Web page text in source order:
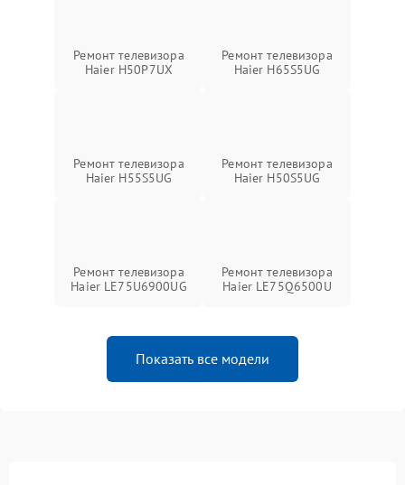
Ремонт телевизора
Haier H50P7UX
Ремонт телевизора
Haier H65S5UG
Ремонт телевизора
Haier H55S5UG
Ремонт телевизора
Haier H50S5UG
Ремонт телевизора
Haier LE75U6900UG
Ремонт телевизора
Haier LE75Q6500U
Показать все модели